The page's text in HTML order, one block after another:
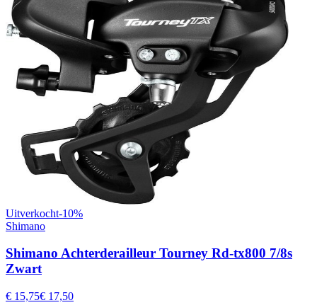
Uitverkocht-10%
Shimano
Shimano Achterderailleur Tourney Rd-tx800 7/8s
Zwart
€ 15,75€ 17,50